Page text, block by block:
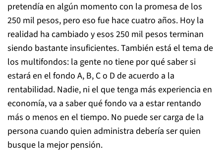
pretendía en algún momento con la promesa de los
250 mil pesos, pero eso fue hace cuatro años. Hoy la
realidad ha cambiado y esos 250 mil pesos terminan
siendo bastante insuficientes. También está el tema de
los multifondos: la gente no tiene por qué saber si
estará en el fondo A, B, C o D de acuerdo a la
rentabilidad. Nadie, ni el que tenga más experiencia en
economía, va a saber qué fondo va a estar rentando
más o menos en el tiempo. No puede ser carga de la
persona cuando quien administra debería ser quien
busque la mejor pensión.